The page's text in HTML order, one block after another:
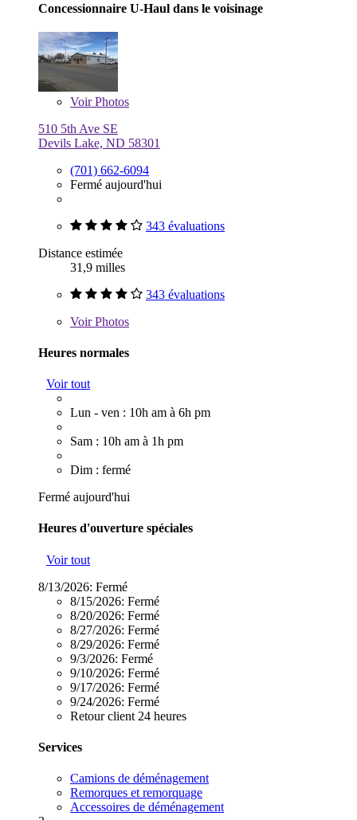
Concessionnaire U-Haul dans le voisinage
VoirPhotos
510 5th Ave SE
Devils Lake, ND 58301
(701) 662-6094
Fermé aujourd'hui
343 évaluations
Distance estimée
31,9 milles
343 évaluations
VoirPhotos
Heures normales
Voir tout
Lun - ven : 10h am à 6h pm
Sam : 10h am à 1h pm
Dim : fermé
Fermé aujourd'hui
Heures d'ouverture spéciales
Voir tout
8/13/2026: Fermé
8/15/2026: Fermé
8/20/2026: Fermé
8/27/2026: Fermé
8/29/2026: Fermé
9/3/2026: Fermé
9/10/2026: Fermé
9/17/2026: Fermé
9/24/2026: Fermé
Retour client 24 heures
Services
Camions de déménagement
Remorques et remorquage
Accessoires de déménagement